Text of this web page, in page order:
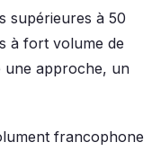
supérieures à 50
à fort volume de
une approche, un
francophone